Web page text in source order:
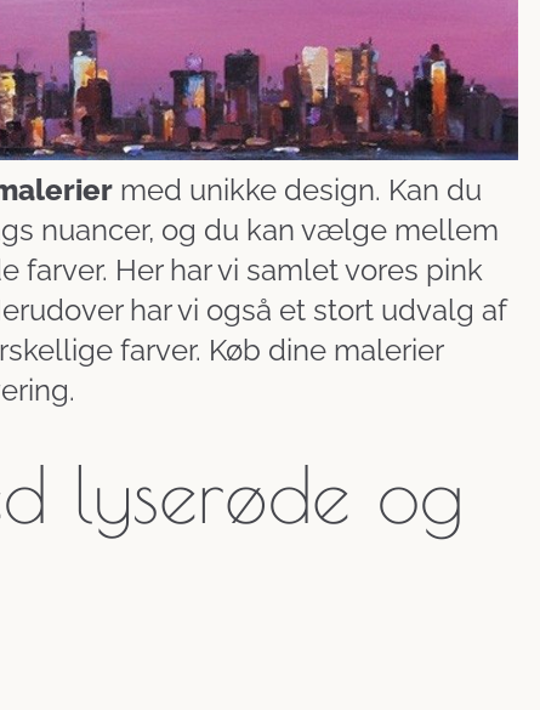
med unikke design. Kan du
nuancer, og du kan vælge mellem
Her har vi samlet vores pink
har vi også et stort udvalg af
farver. Køb dine malerier
lyserøde og